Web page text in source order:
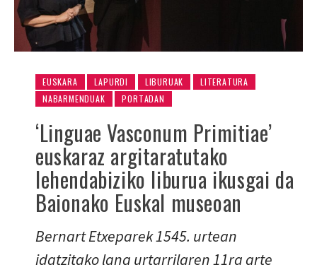
EUSKARA LAPURDI LIBURUAK
LITERATURA
NABARMENDUAK
PORTADAN
‘Linguae Vasconum Primitiae’
euskaraz argitaratutako
lehendabiziko liburua ikusgai da
Baionako Euskal museoan
Bernart Etxeparek 1545. urtean
idatzitako lana urtarrilaren 11ra arte